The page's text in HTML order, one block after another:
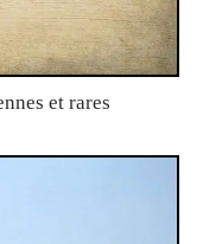
et rares